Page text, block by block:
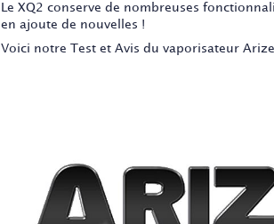
Le XQ2 conserve de nombreuses
en ajoute de nouvelles !
Voici notre Test et Avis du vaporisateur